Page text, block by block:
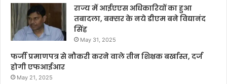
राज्य में आईएएस अधिकारियों का हुआ
तबादला, बक्सर के नये डीएम बने विद्यानंद
सिंह
May 31, 2025
फर्जी प्रमाणपत्र से नौकरी करने वाले तीन शिक्षक बर्खास्त, दर्ज
होगी एफआईआर
May 21, 2025